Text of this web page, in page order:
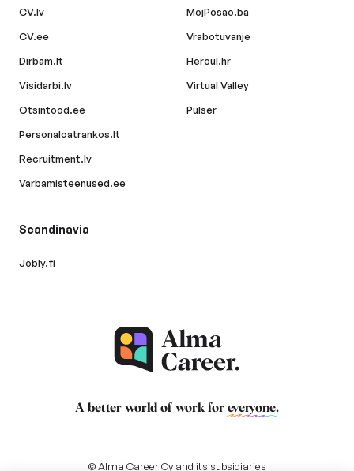
CV.lv
CV.ee
Dirbam.lt
Visidarbi.lv
Otsintood.ee
Personaloatrankos.lt
Recruitment.lv
Varbamisteenused.ee
MojPosao.ba
Vrabotuvanje
Hercul.hr
Virtual Valley
Pulser
Scandinavia
Jobly.fi
A better world of work for everyone.
© Alma Career Oy and its subsidiaries